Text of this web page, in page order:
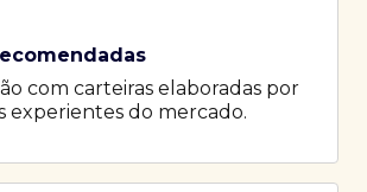
com carteiras elaboradas por
experientes do mercado.